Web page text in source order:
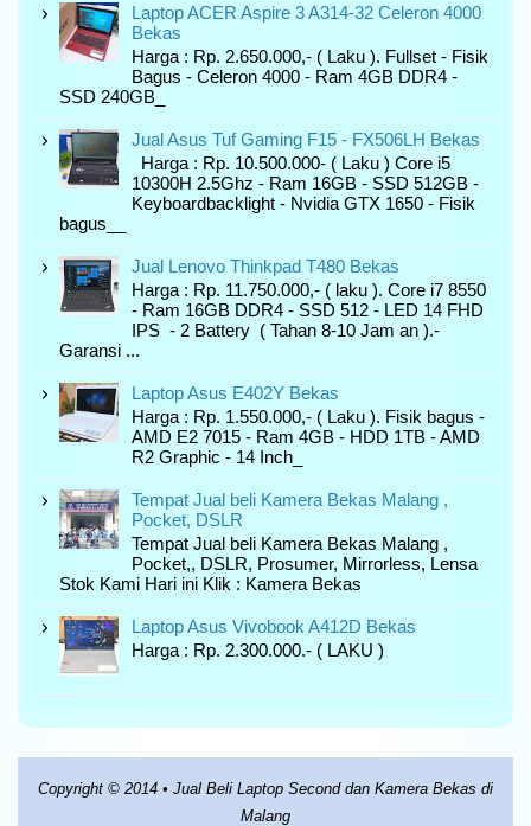
Laptop ACER Aspire 3 A314-32 Celeron 4000
Bekas
Harga : Rp. 2.650.000,- ( Laku ). Fullset - Fisik
Bagus - Celeron 4000 - Ram 4GB DDR4 -
SSD 240GB_
Jual Asus Tuf Gaming F15 - FX506LH Bekas
Harga : Rp. 10.500.000- ( Laku ) Core i5
10300H 2.5Ghz - Ram 16GB - SSD 512GB -
Keyboardbacklight - Nvidia GTX 1650 - Fisik
bagus__
Jual Lenovo Thinkpad T480 Bekas
Harga : Rp. 11.750.000,- ( laku ). Core i7 8550
- Ram 16GB DDR4 - SSD 512 - LED 14 FHD
IPS - 2 Battery ( Tahan 8-10 Jam an ).-
Garansi ...
Laptop Asus E402Y Bekas
Harga : Rp. 1.550.000,- ( Laku ). Fisik bagus -
AMD E2 7015 - Ram 4GB - HDD 1TB - AMD
R2 Graphic - 14 Inch_
Tempat Jual beli Kamera Bekas Malang ,
Pocket, DSLR
Tempat Jual beli Kamera Bekas Malang ,
Pocket,, DSLR, Prosumer, Mirrorless, Lensa
Stok Kami Hari ini Klik : Kamera Bekas
Laptop Asus Vivobook A412D Bekas
Harga : Rp. 2.300.000.- ( LAKU )
Copyright © 2014 • Jual Beli Laptop Second dan Kamera Bekas di
Malang